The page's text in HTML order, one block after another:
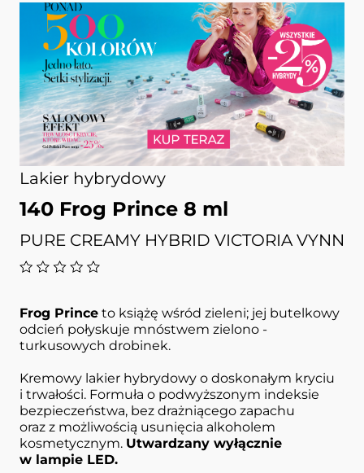
Lakier hybrydowy
140 Frog Prince 8 ml
PURE CREAMY HYBRID VICTORIA VYNN
Frog Prince to książę wśród zieleni; jej butelkowy
odcień połyskuje mnóstwem zielono -
turkusowych drobinek.
Kremowy lakier hybrydowy o doskonałym kryciu
i trwałości. Formuła o podwyższonym indeksie
bezpieczeństwa, bez drażniącego zapachu
oraz z możliwością usunięcia alkoholem
kosmetycznym. Utwardzany wyłącznie
w lampie LED.